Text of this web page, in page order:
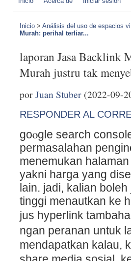
Inicio > Análisis del uso de espacios
Murah: perihal terliar...
laporan Jasa Backlink
Murah justru tak
porJuan Stuber (2022-09-
RESPONDER AL
goⲟgle search
permasalahan
menemukan
yakni harga yang
lain. jadi, kaliаn
tinggi menautkan ke
jus hyperlink
ngan peranan untuk
mendapatkan kalau,